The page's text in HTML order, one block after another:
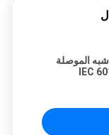
شبه الموصلة